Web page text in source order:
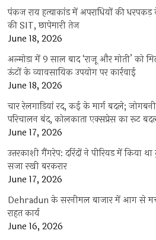
पंकज राय हत्याकांड में अपराधियों की
की SIT, छापेमारी तेज
June 18, 2026
अल्मोड़ा में 9 साल बाद ‘राजू और मोती’ को
ऊंटों के व्यावसायिक उपयोग पर कार्रवाई
June 18, 2026
चार रेलगाड़ियां रद, कई के मार्ग बदले;
परिचालन बंद, कोलकाता एक्सप्रेस का रूट
June 17, 2026
उत्तरकाशी गैंगरेप: दरिंदों ने पीरियड में किया
सजा रखी बरकरार
June 17, 2026
Dehradun के सरनीमल बाजार में आग से
राहत कार्य
June 16, 2026